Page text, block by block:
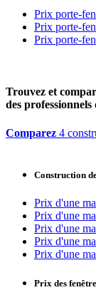
Prix porte-
Prix porte-
Prix porte-
Trouvez et
des
Comparez 4
Construction
Prix d'une
Prix d'une
Prix d'une
Prix d'une
Prix d'une
Prix des